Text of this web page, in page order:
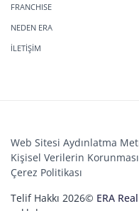
FRANCHISE
NEDEN ERA
İLETİŞİM
Web Sitesi Aydınlatma
Kişisel Verilerin
Çerez Politikası
Telif Hakkı 2026© ERA